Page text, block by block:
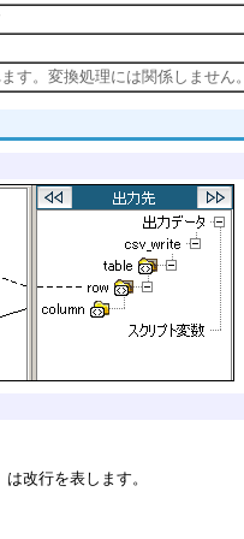
す。変換処理には関係しません。
改行を表します。